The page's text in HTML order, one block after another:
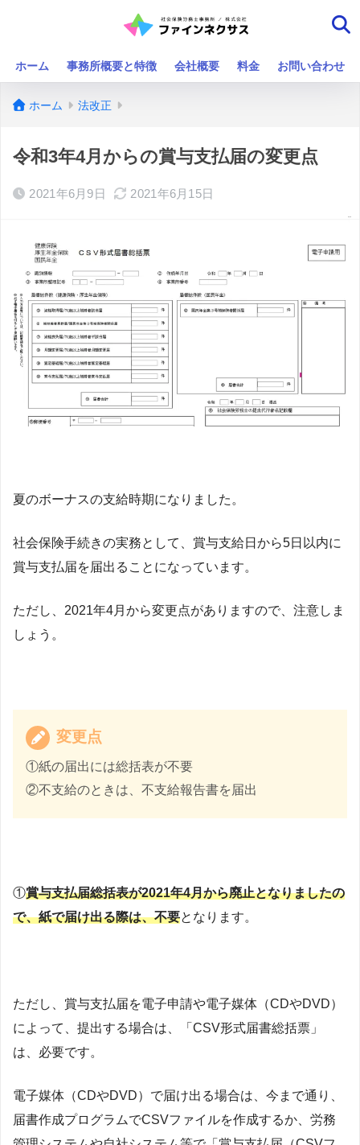
ホーム 事務所概要と特徴 会社概要 料金 お問い合わせ
ホーム 法改正
令和3年4月からの賞与支払届の変更点
2021年6月9日 2021年6月15日
夏のボーナスの支給時期になりました。
社会保険手続きの実務として、賞与支給日から5日以内に
賞与支払届を届出ることになっています。
ただし、2021年4月から変更点がありますので、注意しま
しょう。
変更点
①紙の届出には総括表が不要
②不支給のときは、不支給報告書を届出
①賞与支払届総括表が2021年4月から廃止となりましたの
で、紙で届け出る際は、不要となります。
ただし、賞与支払届を電子申請や電子媒体（CDやDVD）
によって、提出する場合は、「CSV形式届書総括票」
は、必要です。
電子媒体（CDやDVD）で届け出る場合は、今まで通り、
届書作成プログラムでCSVファイルを作成するか、労務